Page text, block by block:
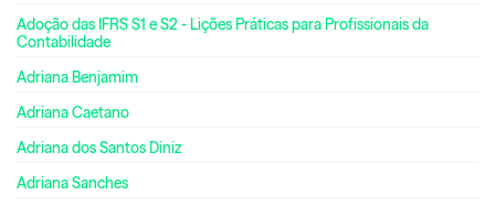
Adoção das IFRS S1 e S2 - Lições Práticas para Profissionais da
Contabilidade
Adriana Benjamim
Adriana Caetano
Adriana dos Santos Diniz
Adriana Sanches